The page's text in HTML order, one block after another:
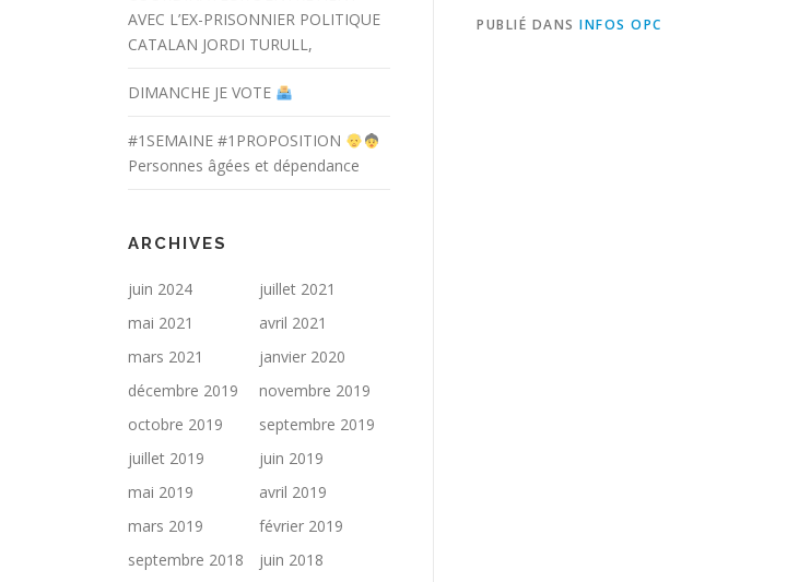
PUBLIÉ DANS INFOS OPC
AVEC L’EX-PRISONNIER POLITIQUE
CATALAN JORDI TURULL,
DIMANCHE JE VOTE
#1SEMAINE #1PROPOSITION
Personnes âgées et dépendance
ARCHIVES
juin 2024
juillet 2021
mai 2021
avril 2021
mars 2021
janvier 2020
décembre 2019
novembre 2019
octobre 2019
septembre 2019
juillet 2019
juin 2019
mai 2019
avril 2019
mars 2019
février 2019
septembre 2018
juin 2018